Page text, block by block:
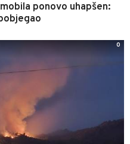
ponovo uhapšen:
0